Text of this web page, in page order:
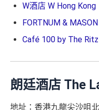
去食飯統一2%，唔
廳唔計食肆少咗回贈
港幣支付外國註册商
加總以上，迎新合共賺
00里數)
不可獲享迎新：於合資
✅優點
W酒店 W Hong Kong
FORTNUM & MASON
Café 100 by The
朗廷酒店 The
地址：香港九龍尖沙咀